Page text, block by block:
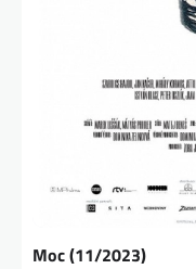
Moc (11/2023)